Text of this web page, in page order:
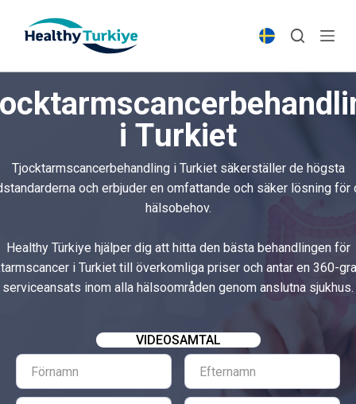
p
t
o
n
t
t
i Turkiet
Tjocktarmscancerbehandling i Turkiet säkerställer de högsta
och erbjuder en omfattande och säker lösning för
hälsobehov.
Healthy Türkiye hjälper dig att hitta den bästa behandlingen för
i Turkiet till överkomliga priser och antar en 360-
serviceansats inom alla hälsoområden genom anslutna sjukhus.
VIDEOSAMTAL